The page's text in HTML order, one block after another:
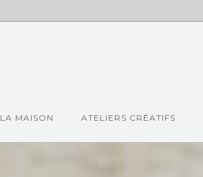
LA MAISON ATELIERS CRÉATIFS